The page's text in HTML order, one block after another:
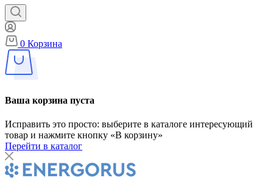
0 Корзина
Ваша корзина пуста
Исправить это просто: выберите в каталоге интересующий
товар и нажмите кнопку «В корзину»
Перейти в каталог